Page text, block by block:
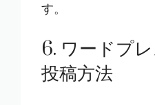
す。
6. ワードプ
投稿方法